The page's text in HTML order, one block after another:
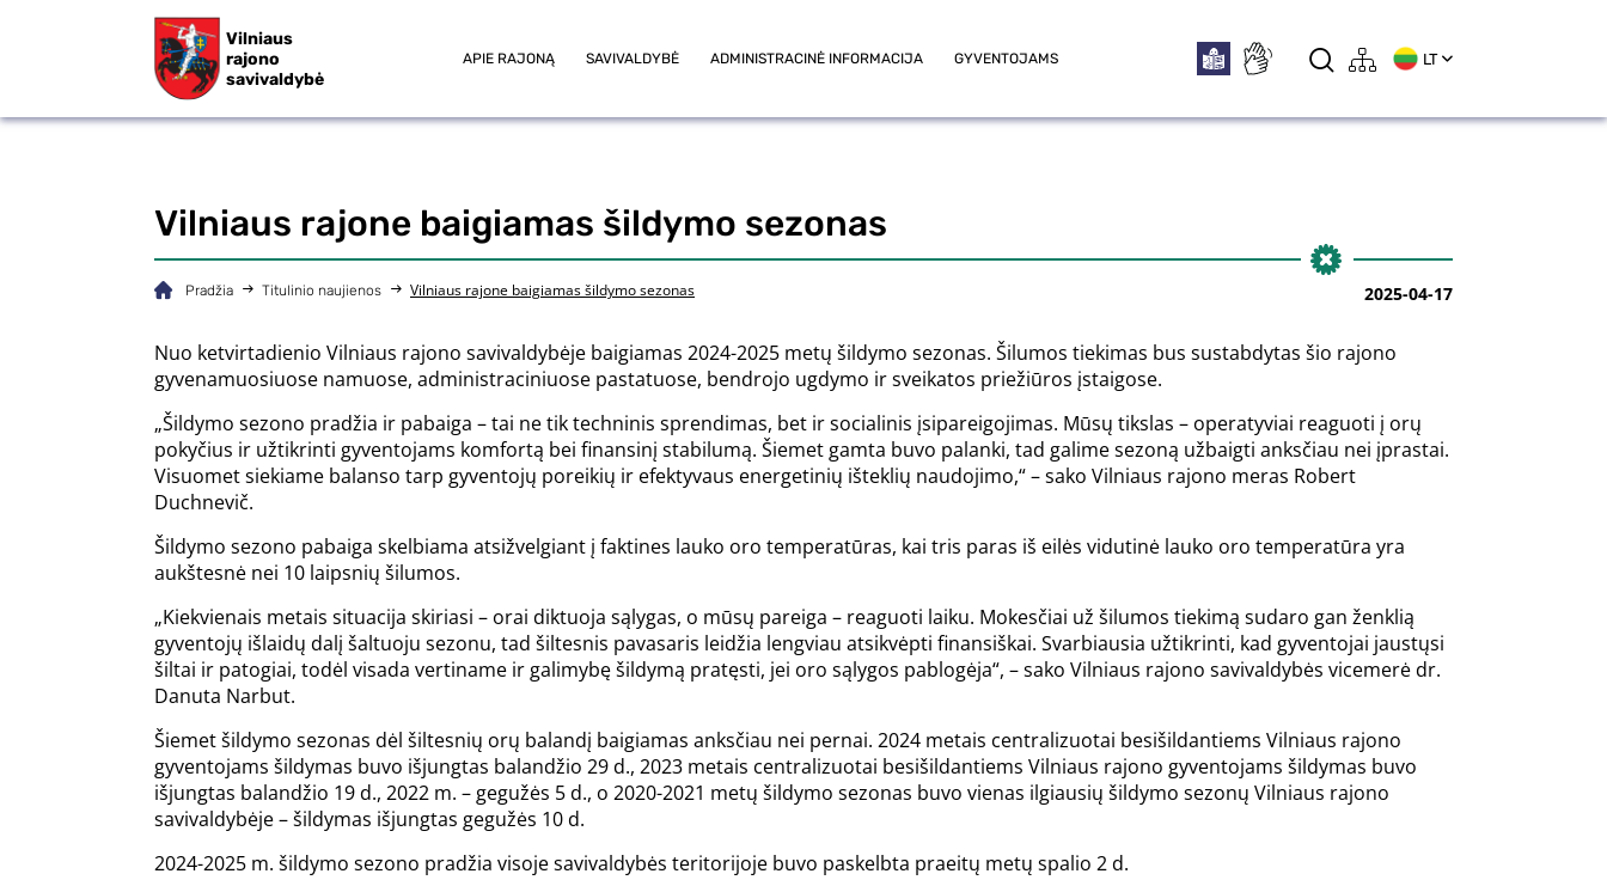
Vilniaus
rajono
savivaldybė
APIE RAJONĄ SAVIVALDYBĖ ADMINISTRACINĖ INFORMACIJA GYVENTOJAMS LT
Vilniaus rajone baigiamas šildymo sezonas
Pradžia Titulinio naujienos Vilniaus rajone baigiamas šildymo sezonas 2025-04-17
Nuo ketvirtadienio Vilniaus rajono savivaldybėje baigiamas 2024-2025 metų šildymo sezonas. Šilumos tiekimas bus sustabdytas šio rajono
gyvenamuosiuose namuose, administraciniuose pastatuose, bendrojo ugdymo ir sveikatos priežiūros įstaigose.
„Šildymo sezono pradžia ir pabaiga – tai ne tik techninis sprendimas, bet ir socialinis įsipareigojimas. Mūsų tikslas – operatyviai reaguoti į orų
pokyčius ir užtikrinti gyventojams komfortą bei finansinį stabilumą. Šiemet gamta buvo palanki, tad galime sezoną užbaigti anksčiau nei įprastai.
Visuomet siekiame balanso tarp gyventojų poreikių ir efektyvaus energetinių išteklių naudojimo,“ – sako Vilniaus rajono meras Robert
Duchnevič.
Šildymo sezono pabaiga skelbiama atsižvelgiant į faktines lauko oro temperatūras, kai tris paras iš eilės vidutinė lauko oro temperatūra yra
aukštesnė nei 10 laipsnių šilumos.
„Kiekvienais metais situacija skiriasi – orai diktuoja sąlygas, o mūsų pareiga – reaguoti laiku. Mokesčiai už šilumos tiekimą sudaro gan ženklią
gyventojų išlaidų dalį šaltuoju sezonu, tad šiltesnis pavasaris leidžia lengviau atsikvėpti finansiškai. Svarbiausia užtikrinti, kad gyventojai jaustųsi
šiltai ir patogiai, todėl visada vertiname ir galimybę šildymą pratęsti, jei oro sąlygos pablogėja“, – sako Vilniaus rajono savivaldybės vicemerė dr.
Danuta Narbut.
Šiemet šildymo sezonas dėl šiltesnių orų balandį baigiamas anksčiau nei pernai. 2024 metais centralizuotai besišildantiems Vilniaus rajono
gyventojams šildymas buvo išjungtas balandžio 29 d., 2023 metais centralizuotai besišildantiems Vilniaus rajono gyventojams šildymas buvo
išjungtas balandžio 19 d., 2022 m. – gegužės 5 d., o 2020-2021 metų šildymo sezonas buvo vienas ilgiausių šildymo sezonų Vilniaus rajono
savivaldybėje – šildymas išjungtas gegužės 10 d.
2024-2025 m. šildymo sezono pradžia visoje savivaldybės teritorijoje buvo paskelbta praeitų metų spalio 2 d.